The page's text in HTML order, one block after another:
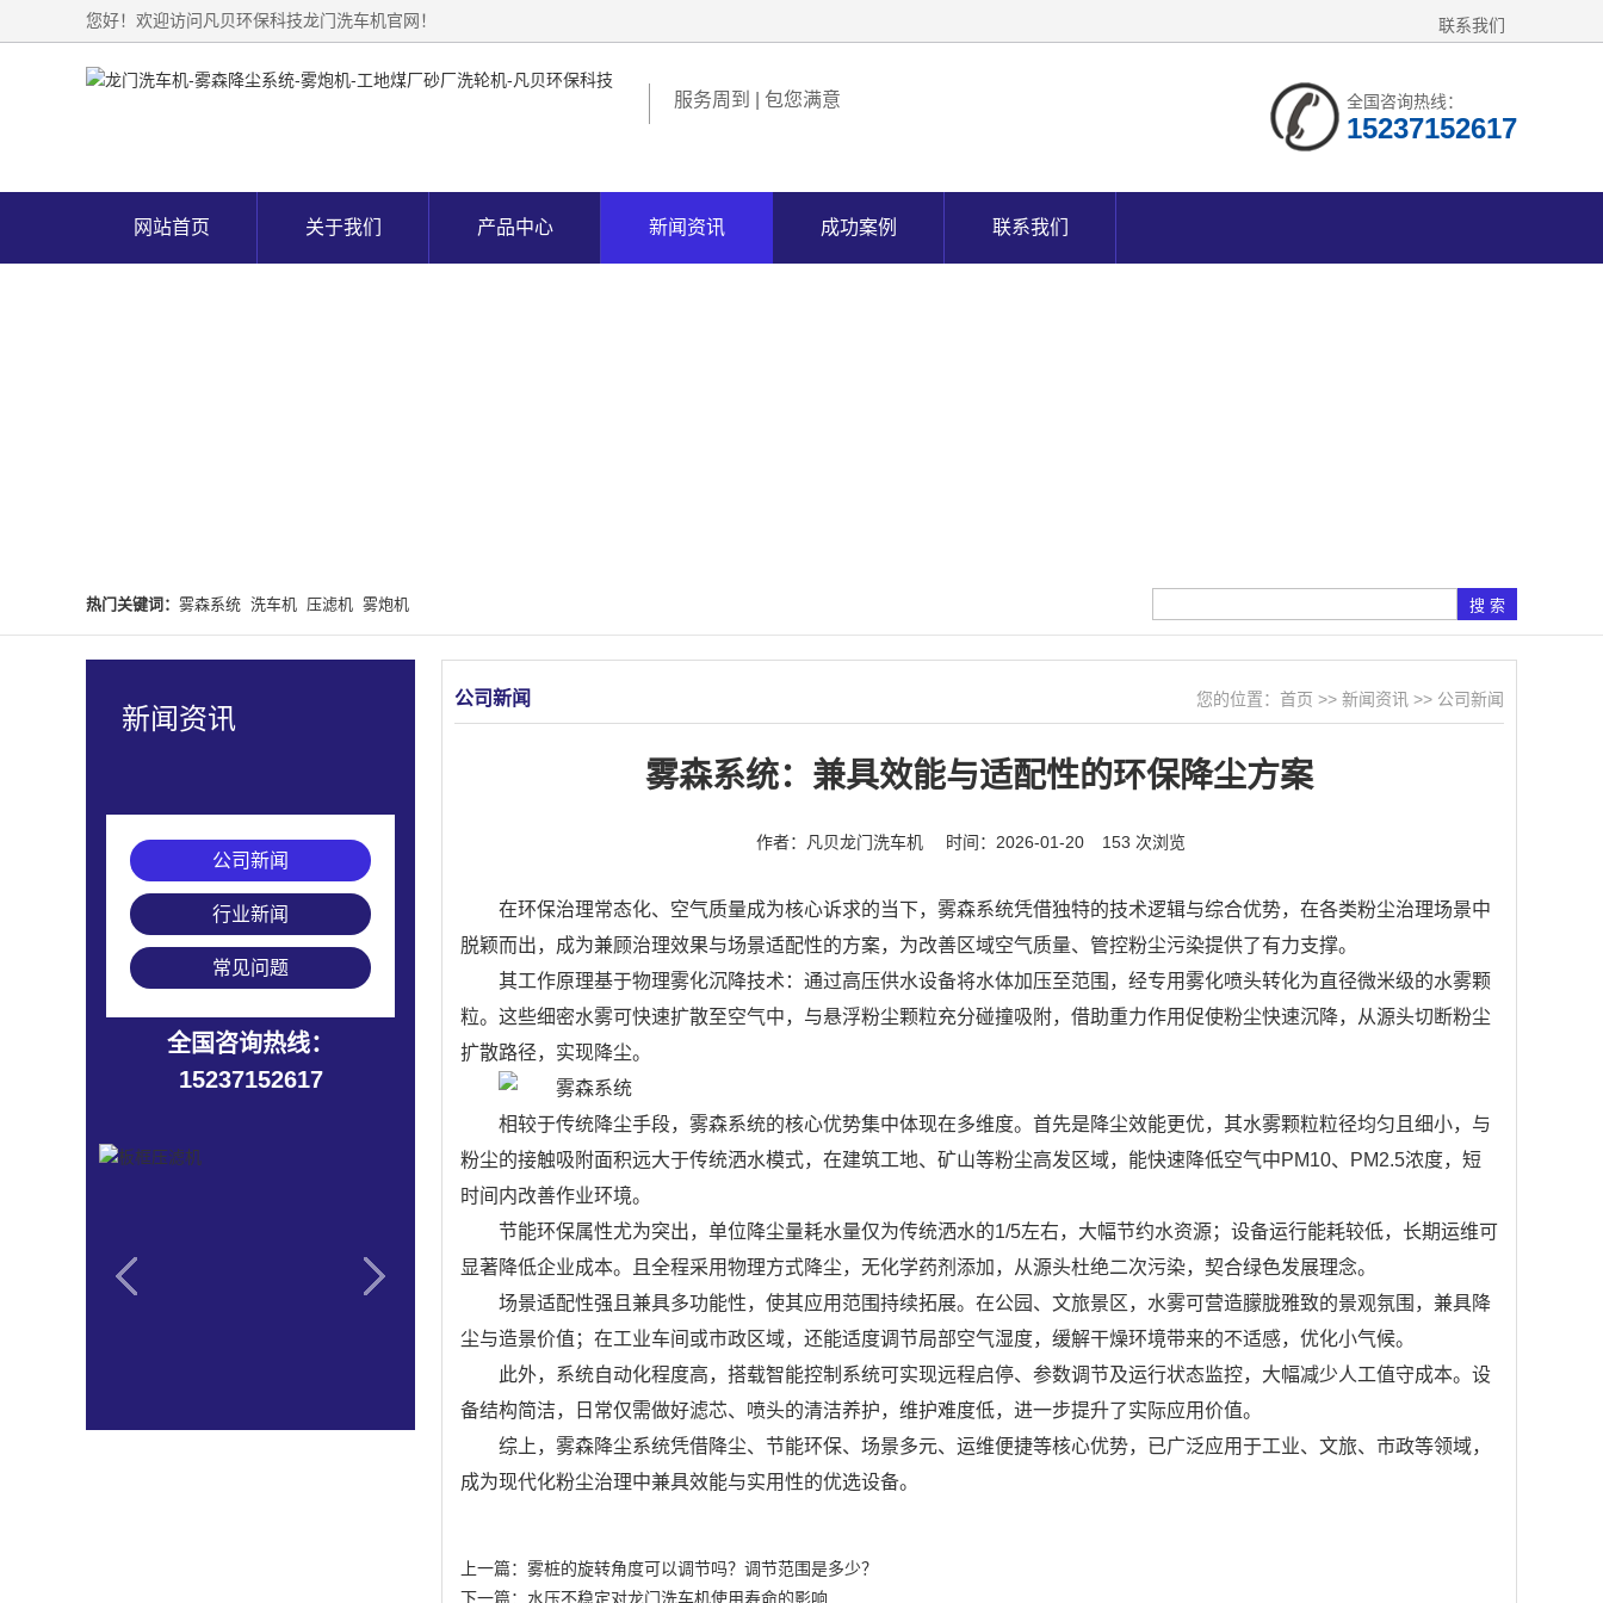
您好！欢迎访问凡贝环保科技龙门洗车机官网！ 联系我们
服务周到 | 包您满意 全国咨询热线：
15237152617
网站首页 关于我们 产品中心 新闻资讯 成功案例 联系我们
热门关键词： 雾森系统 洗车机 压滤机 雾炮机
新闻资讯
公司新闻
行业新闻
常见问题
全国咨询热线：
15237152617
公司新闻 您的位置： 首页 >> 新闻资讯 >> 公司新闻
雾森系统：兼具效能与适配性的环保降尘方案
作者：凡贝龙门洗车机 时间：2026-01-20 153 次浏览
在环保治理常态化、空气质量成为核心诉求的当下， 雾森系统凭借独特的技术逻辑与综合优势，在各类粉尘治理场景中
脱颖而出，成为兼顾治理效果与场景适配性的方案，为改善区域空气质量、管控粉尘污染提供了有力支撑。
其工作原理基于物理雾化沉降技术：通过高压供水设备将水体加压至范围，经专用雾化喷头转化为直径微米级的水雾颗
粒。这些细密水雾可快速扩散至空气中，与悬浮粉尘颗粒充分碰撞吸附，借助重力作用促使粉尘快速沉降，从源头切断粉尘
扩散路径，实现降尘。
相较于传统降尘手段，雾森系统的核心优势集中体现在多维度。首先是降尘效能更优，其水雾颗粒粒径均匀且细小，与
粉尘的接触吸附面积远大于传统洒水模式，在建筑工地、矿山等粉尘高发区域，能快速降低空气中PM10、PM2.5浓度，短
时间内改善作业环境。
节能环保属性尤为突出，单位降尘量耗水量仅为传统洒水的1/5左右，大幅节约水资源；设备运行能耗较低，长期运维可
显著降低企业成本。且全程采用物理方式降尘，无化学药剂添加，从源头杜绝二次污染，契合绿色发展理念。
场景适配性强且兼具多功能性，使其应用范围持续拓展。在公园、文旅景区，水雾可营造朦胧雅致的景观氛围，兼具降
尘与造景价值；在工业车间或市政区域，还能适度调节局部空气湿度，缓解干燥环境带来的不适感，优化小气候。
此外，系统自动化程度高，搭载智能控制系统可实现远程启停、参数调节及运行状态监控，大幅减少人工值守成本。设
备结构简洁，日常仅需做好滤芯、喷头的清洁养护，维护难度低，进一步提升了实际应用价值。
综上，雾森降尘系统凭借降尘、节能环保、场景多元、运维便捷等核心优势，已广泛应用于工业、文旅、市政等领域，
成为现代化粉尘治理中兼具效能与实用性的优选设备。
上一篇： 雾桩的旋转角度可以调节吗？调节范围是多少？
下一篇： 水压不稳定对龙门洗车机使用寿命的影响